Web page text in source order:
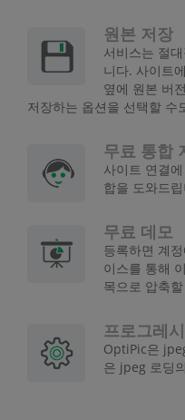
원본 저장
서비스는 절
니다. 사이트
옆에 원본 버
저장하는 옵션을 선택할 수
무료 통합
사이트 연결
합을 도와드
무료 데모
등록하면 계
이스를 통해
목으로 압축
프로그레
OptiPic은
은 jpeg 로딩